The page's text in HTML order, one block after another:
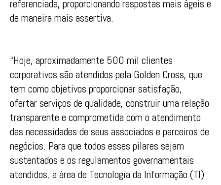
referenciada, proporcionando respostas mais ágeis e
de maneira mais assertiva.
“Hoje, aproximadamente 500 mil clientes
corporativos são atendidos pela Golden Cross, que
tem como objetivos proporcionar satisfação,
ofertar serviços de qualidade, construir uma relação
transparente e comprometida com o atendimento
das necessidades de seus associados e parceiros de
negócios. Para que todos esses pilares sejam
sustentados e os regulamentos governamentais
atendidos, a área de Tecnologia da Informação (TI)